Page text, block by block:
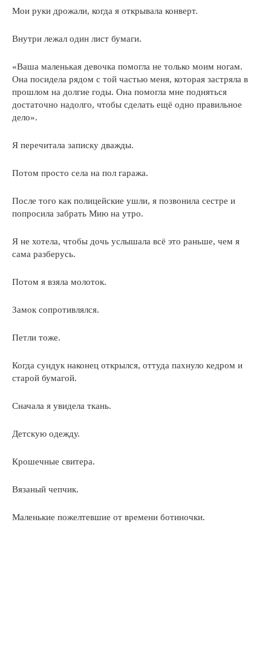
Мои руки дрожали, когда я открывала конверт.
Внутри лежал один лист бумаги.
«Ваша маленькая девочка помогла не только моим ногам.
Она посидела рядом с той частью меня, которая застряла в
прошлом на долгие годы. Она помогла мне подняться
достаточно надолго, чтобы сделать ещё одно правильное
дело».
Я перечитала записку дважды.
Потом просто села на пол гаража.
После того как полицейские ушли, я позвонила сестре и
попросила забрать Мию на утро.
Я не хотела, чтобы дочь услышала всё это раньше, чем я
сама разберусь.
Потом я взяла молоток.
Замок сопротивлялся.
Петли тоже.
Когда сундук наконец открылся, оттуда пахнуло кедром и
старой бумагой.
Сначала я увидела ткань.
Детскую одежду.
Крошечные свитера.
Вязаный чепчик.
Маленькие пожелтевшие от времени ботиночки.